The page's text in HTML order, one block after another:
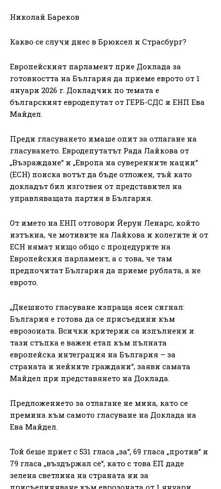
Николай Бареков
Какво се случи днес в Брюксел и Страсбург?
Европейският парламент прие Доклада за
готовността на България да приеме еврото от 1
януари 2026 г. Докладчик по темата е
българският евродепутат от ГЕРБ-СДС и ЕНП Ева
Майдел.
Преди гласуването имаше опит за отлагане на
гласуването. Евродепутатът Рада Лайкова от
„Възраждане“ и „Европа на суверенните нации“
(ЕСН) поиска вотът да бъде отложен, тъй като
докладът бил изготвен от представител на
управляващата партия в България.
От името на ЕНП отговори Йерун Ленарс, който
изтъкна, че мотивите на Лайкова и колегите ѝ от
ЕСН нямат нищо общо с процедурите на
Европейския парламент, а с това, че там
предпочитат България да приеме рублата, а не
еврото.
„Днешното гласуване изпраща ясен сигнал:
България е готова да се присъедини към
еврозоната. Всички критерии са изпълнени и
тази стъпка е важен етап към пълната
европейска интеграция на България – за
страната и нейните граждани“, заяви самата
Майдел при представянето на Доклада.
Предложението за отлагане не мина, като се
премина към самото гласуване на Доклада на
Ева Майдел.
Той беше приет с 531 гласа „за“, 69 гласа „против“ и
79 гласа „въздържал се“, като с това ЕП даде
зелена светлина на страната ни за
присъединяване към еврозоната от 1 януари